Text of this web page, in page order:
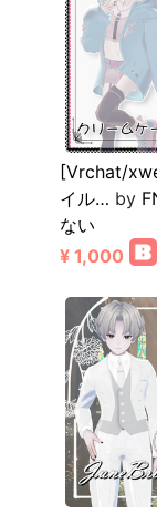
[Vrchat/
イル… by
ない
¥ 1,000